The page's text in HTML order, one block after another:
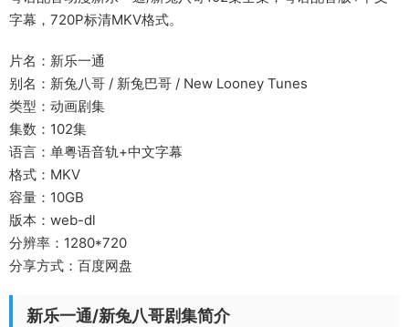
字幕，720P标清MKV格式。
片名：新乐一通
别名：新兔八哥 / 新兔巴哥 / New Looney Tunes
类型：动画剧集
集数：102集
语言：单粤语音轨+中文字幕
格式：MKV
容量：10GB
版本：web-dl
分辨率：1280*720
分享方式：百度网盘
新乐一通/新兔八哥剧集简介